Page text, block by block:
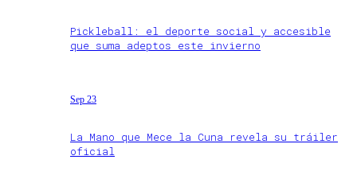
Pickleball: el deporte social y accesible
que suma adeptos este invierno
Sep 23
La Mano que Mece la Cuna revela su tráiler
oficial